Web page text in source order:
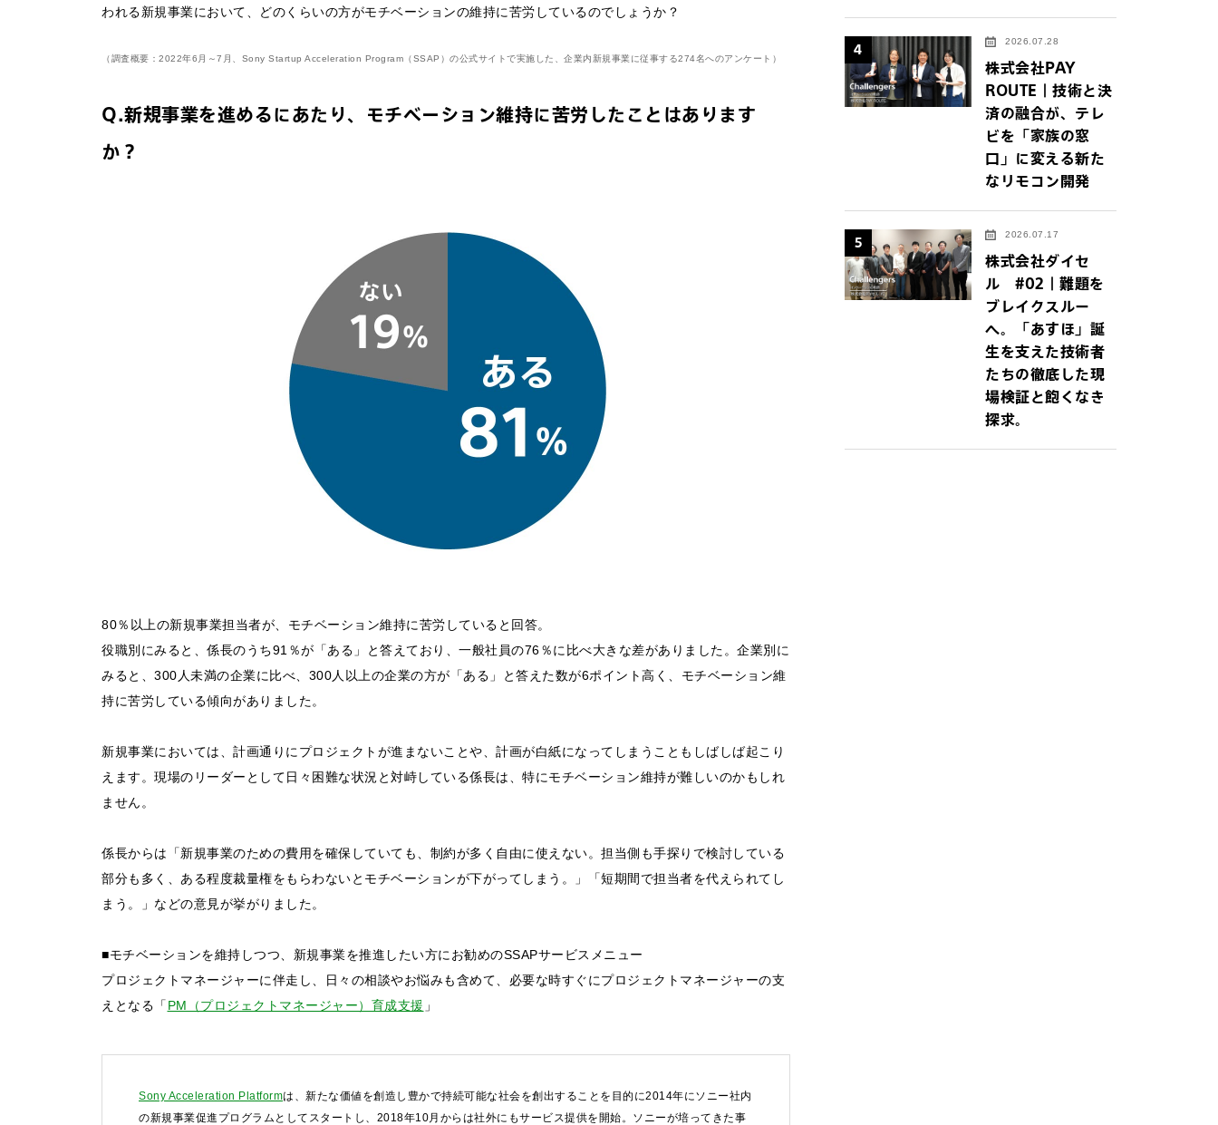
われる新規事業において、どのくらいの方がモチベーションの維持に苦労しているのでしょうか？
（調査概要：2022年6月～7月、Sony Startup Acceleration Program（SSAP）の公式サイトで実施した、企業内新規事業に従事する274名へのアンケート）
Q.新規事業を進めるにあたり、モチベーション維持に苦労したことはあります
か？
80％以上の新規事業担当者が、モチベーション維持に苦労していると回答。
役職別にみると、係長のうち91％が「ある」と答えており、一般社員の76％に比べ大きな差がありました。企業別に
みると、300人未満の企業に比べ、300人以上の企業の方が「ある」と答えた数が6ポイント高く、モチベーション維
持に苦労している傾向がありました。
新規事業においては、計画通りにプロジェクトが進まないことや、計画が白紙になってしまうこともしばしば起こり
えます。現場のリーダーとして日々困難な状況と対峙している係長は、特にモチベーション維持が難しいのかもしれ
ません。
係長からは「新規事業のための費用を確保していても、制約が多く自由に使えない。担当側も手探りで検討している
部分も多く、ある程度裁量権をもらわないとモチベーションが下がってしまう。」「短期間で担当者を代えられてし
まう。」などの意見が挙がりました。
■モチベーションを維持しつつ、新規事業を推進したい方にお勧めのSSAPサービスメニュー
プロジェクトマネージャーに伴走し、日々の相談やお悩みも含めて、必要な時すぐにプロジェクトマネージャーの支
えとなる「PM（プロジェクトマネージャー）育成支援 」
Sony Acceleration Platformは、新たな価値を創造し豊かで持続可能な社会を創出することを目的に2014年にソニー社内
の新規事業促進プログラムとしてスタートし、2018年10月からは社外にもサービス提供を開始。ソニーが培ってきた事
4 2026.07.28
株式会社PAY
ROUTE｜技術と決
済の融合が、テレ
ビを「家族の窓
口」に変える新た
なリモコン開発
5 2026.07.17
株式会社ダイセ
ル #02｜難題を
ブレイクスルー
へ。「あすほ」誕
生を支えた技術者
たちの徹底した現
場検証と飽くなき
探求。
法人向けサービスに関するご相談・お問い合わせは以下のボタンからお願いします（外部サイトにジャンプしま
す）。